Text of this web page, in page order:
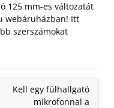
125 mm-es változatát
webáruházban! Itt
szerszámokat
Kell egy fülhallgató
mikrofonnal a